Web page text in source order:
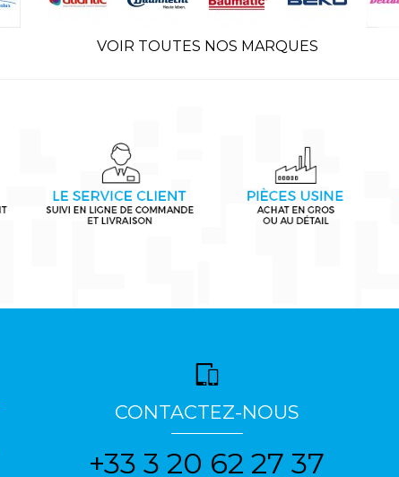
VOIR TOUTES NOS MARQUES
CONTACTEZ-NOUS
+33 3 20 62 27 37